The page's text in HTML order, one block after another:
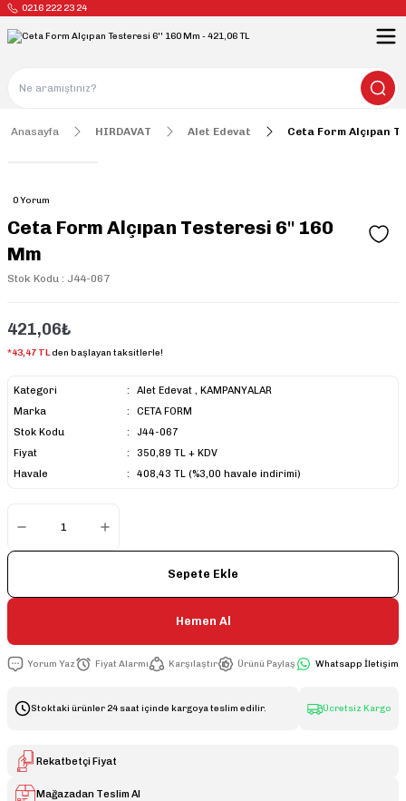
0216 222 23 24
Anasayfa HIRDAVAT Alet Edevat Ceta Form Alçıpan
0 Yorum
Ceta Form Alçıpan Testeresi 6'' 160
Mm
Stok Kodu : J44-067
421,06₺
*43,47 TLden başlayan taksitlerle!
Kategori Alet Edevat ,KAMPANYALAR
Marka
CETA FORM
Stok Kodu
J44-067
Fiyat
350,89 TL + KDV
Havale
408,43 TL (%3,00 havale indirimi)
Sepete Ekle
Hemen Al
Yorum Yaz Fiyat Alarmı Karşılaştır Ürünü Paylaş Whatsapp İletişim
Stoktaki ürünler 24 saat içinde kargoya teslim edilir. Ücretsiz Kargo
Rekatbetçi Fiyat
Mağazadan Teslim Al